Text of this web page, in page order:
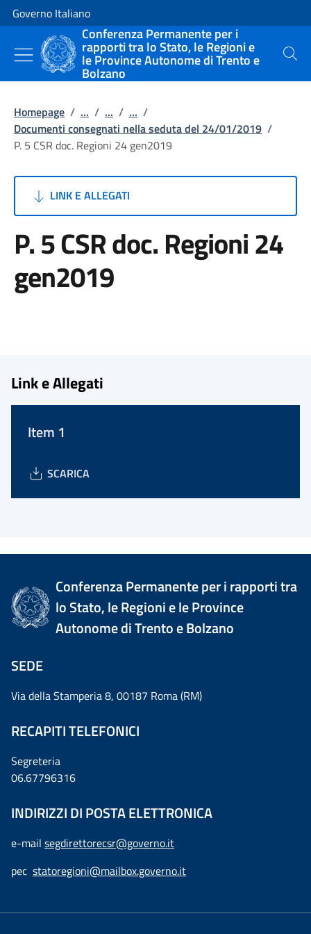
Vai al contenuto
Vai alla navigazione del sito
Governo Italiano
Conferenza Permanente per i
rapporti tra lo Stato, le Regioni e
le Province Autonome di Trento e
Bolzano
Cerca
Homepage / ... / ... / ... /
Documenti consegnati nella seduta del 24/01/2019 /
P. 5 CSR doc. Regioni 24 gen2019
LINK E ALLEGATI
P. 5 CSR doc. Regioni 24
gen2019
Link e Allegati
Item 1
SCARICA
Conferenza Permanente per i rapporti tra
lo Stato, le Regioni e le Province
Autonome di Trento e Bolzano
SEDE
Via della Stamperia 8, 00187 Roma (RM)
RECAPITI TELEFONICI
Segreteria
06.67796316
INDIRIZZI DI POSTA ELETTRONICA
e-mail segdirettorecsr@governo.it
pec statoregioni@mailbox.governo.it